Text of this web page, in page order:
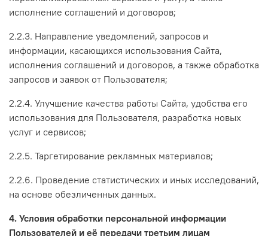
исполнение соглашений и договоров;
2.2.3. Направление уведомлений, запросов и
информации, касающихся использования Сайта,
исполнения соглашений и договоров, а также обработка
запросов и заявок от Пользователя;
2.2.4. Улучшение качества работы Сайта, удобства его
использования для Пользователя, разработка новых
услуг и сервисов;
2.2.5. Таргетирование рекламных материалов;
2.2.6. Проведение статистических и иных исследований,
на основе обезличенных данных.
4. Условия обработки персональной информации
Пользователей и её передачи третьим лицам